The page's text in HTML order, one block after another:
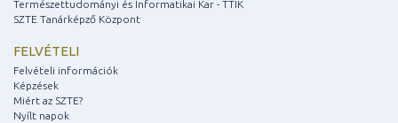
Természettudományi és Informatikai Kar - TTIK
SZTE Tanárképző Központ
FELVÉTELI
Felvételi információk
Képzések
Miért az SZTE?
Nyílt napok